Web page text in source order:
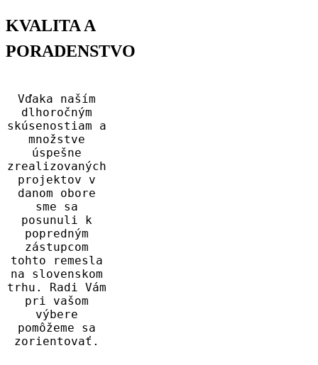
KVALITA A
PORADENSTVO
Vďaka naším
dlhoročným
skúsenostiam a
množstve
úspešne
zrealizovaných
projektov v
danom obore
sme sa
posunuli k
popredným
zástupcom
tohto remesla
na slovenskom
trhu. Radi Vám
pri vašom
výbere
pomôžeme sa
zorientovať.